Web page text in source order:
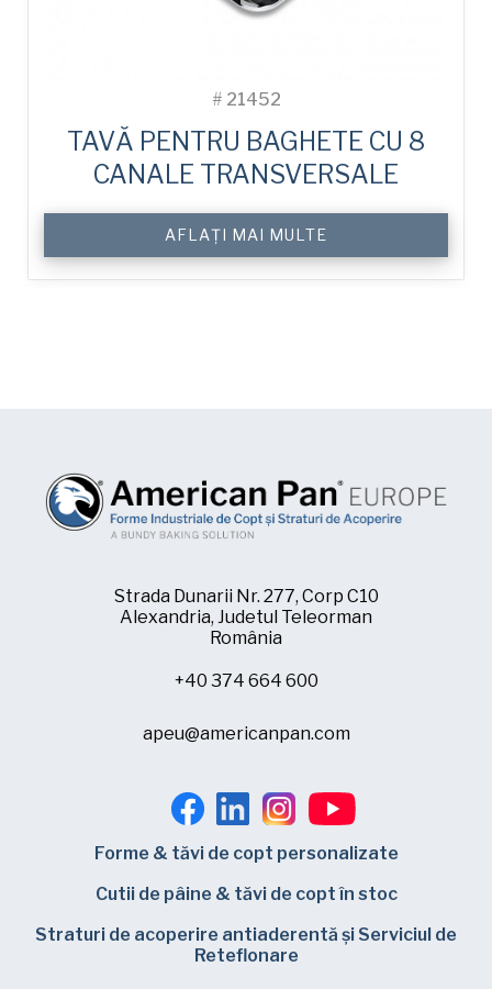
# 21452
TAVĂ PENTRU BAGHETE CU 8
CANALE TRANSVERSALE
AFLAȚI MAI MULTE
Strada Dunarii Nr. 277, Corp C10
Alexandria, Judetul Teleorman
România
+40 374 664 600
apeu@americanpan.com
Forme & tăvi de copt personalizate
Cutii de pâine & tăvi de copt în stoc
Straturi de acoperire antiaderentă și Serviciul de
Reteflonare